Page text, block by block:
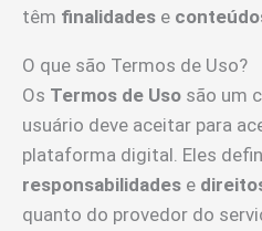
têm finalidades e
O que são Termos de Uso?
Os Termos de Uso são um
usuário deve aceitar para
plataforma digital. Eles
responsabilidades e
quanto do provedor do